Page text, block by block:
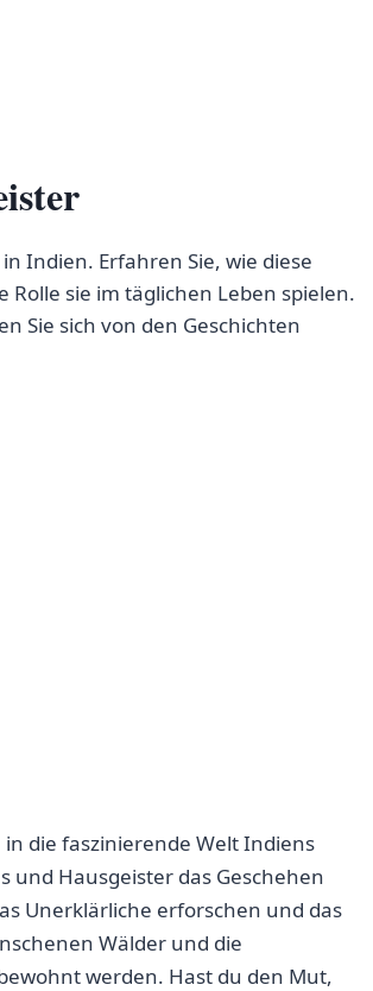
Indien. Erfahren Sie, wie diese
sie im täglichen Leben spielen.
Sie sich von den Geschichten
die faszinierende Welt​ Indiens
und Hausgeister das Geschehen‍
Unerklärliche erforschen und das
Wälder ‌und die
werden. Hast du den Mut,